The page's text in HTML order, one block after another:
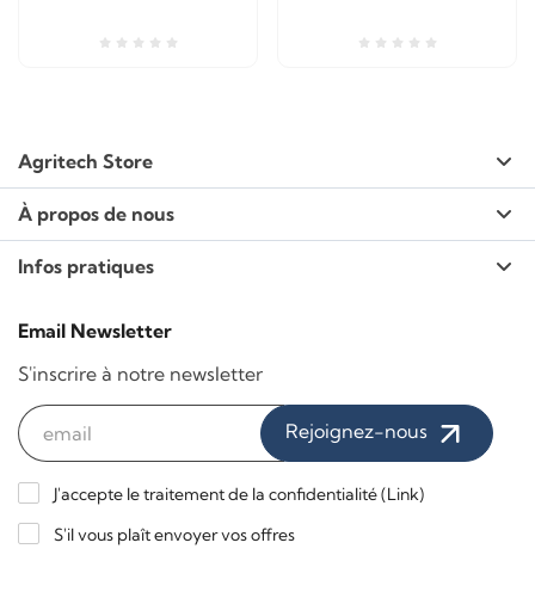
Agritech Store
À propos de nous
Infos pratiques
Email Newsletter
S'inscrire à notre newsletter
Rejoignez-nous
J'accepte le traitement de la confidentialité (Link)
S'il vous plaît envoyer vos offres